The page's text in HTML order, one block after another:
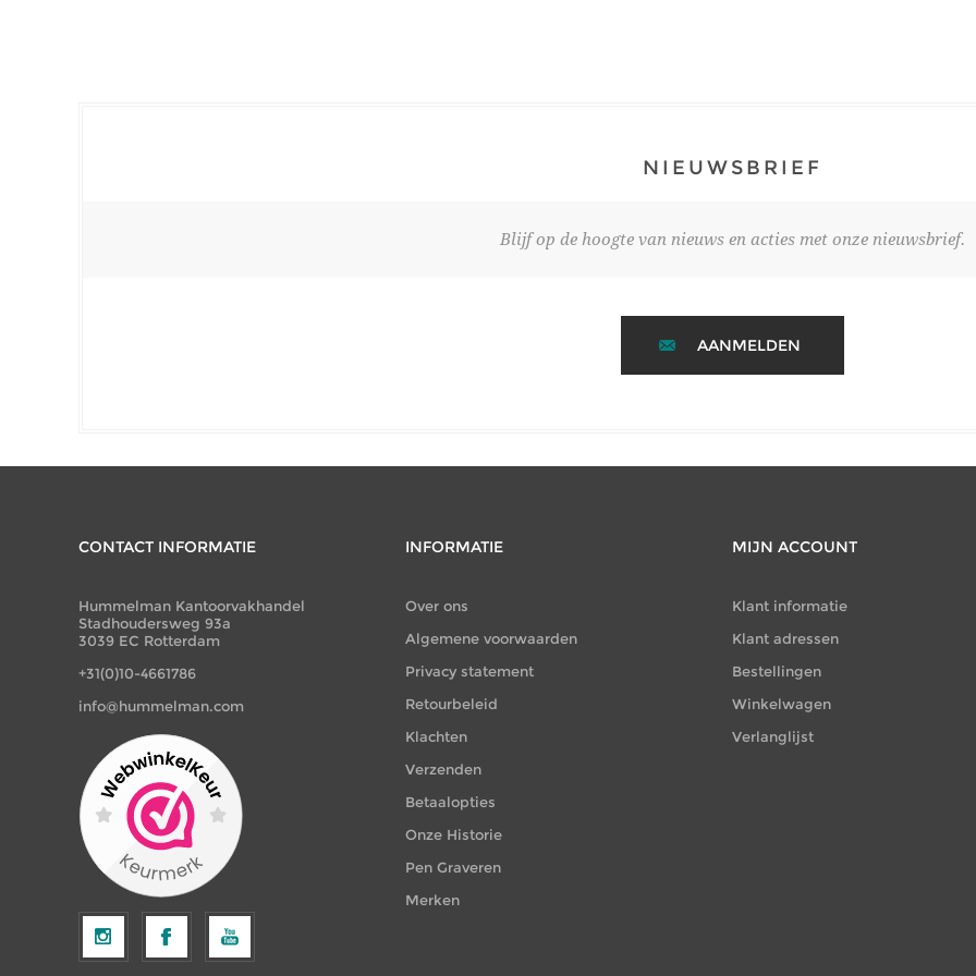
NIEUWSBRIEF
Blijf op de hoogte van nieuws en acties met onze nieuwsbrief.
AANMELDEN
CONTACT INFORMATIE
Hummelman Kantoorvakhandel
Stadhoudersweg 93a
3039 EC Rotterdam
+31(0)10-4661786
info@hummelman.com
INFORMATIE
Over ons
Algemene voorwaarden
Privacy statement
Retourbeleid
Klachten
Verzenden
Betaalopties
Onze Historie
Pen Graveren
Merken
MIJN ACCOUNT
Klant informatie
Klant adressen
Bestellingen
Winkelwagen
Verlanglijst